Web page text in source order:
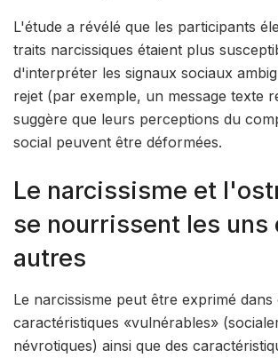
L'étude a révélé que les participants
traits narcissiques étaient plus
d'interpréter les signaux sociaux
rejet (par exemple, un message texte
suggère que leurs perceptions du
social peuvent être déformées.
Le narcissisme et
se nourrissent les uns
autres
Le narcissisme peut être exprimé dans
caractéristiques «vulnérables»
névrotiques) ainsi que des